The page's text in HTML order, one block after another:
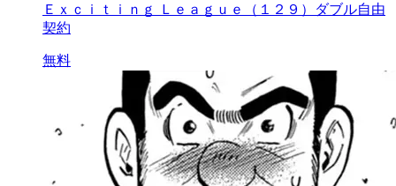
Ｅｘｃｉｔｉｎｇ Ｌｅａｇｕｅ（１２９）ダブル自由
契約
無料